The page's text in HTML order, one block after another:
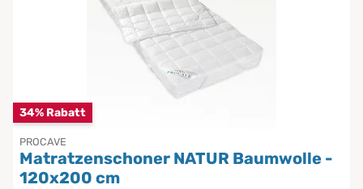
34% Rabatt
PROCAVE
Matratzenschoner NATUR Baumwolle -
120x200 cm